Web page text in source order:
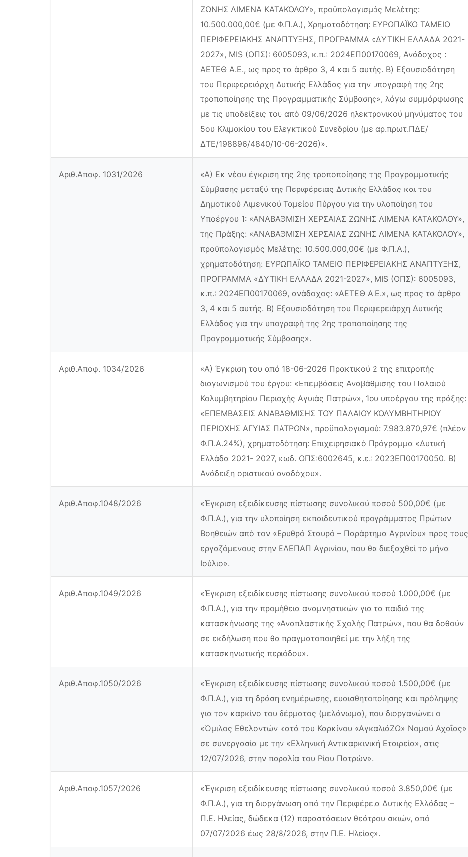
ΖΩΝΗΣ ΛΙΜΕΝΑ ΚΑΤΑΚΟΛΟΥ», προϋπολογισμός Μελέτης:
10.500.000,00€ (με Φ.Π.Α.), Χρηματοδότηση: ΕΥΡΩΠΑΪΚΟ ΤΑΜΕΙΟ
ΠΕΡΙΦΕΡΕΙΑΚΗΣ ΑΝΑΠΤΥΞΗΣ, ΠΡΟΓΡΑΜΜΑ «ΔΥΤΙΚΗ ΕΛΛΑΔΑ 2021-
2027», MIS (ΟΠΣ): 6005093, κ.π.: 2024ΕΠ00170069, Ανάδοχος :
ΑΕΤΕΘ Α.Ε., ως προς τα άρθρα 3, 4 και 5 αυτής. Β) Εξουσιοδότηση
του Περιφερειάρχη Δυτικής Ελλάδας για την υπογραφή της 2ης
τροποποίησης της Προγραμματικής Σύμβασης», λόγω συμμόρφωσης
με τις υποδείξεις του από 09/06/2026 ηλεκτρονικού μηνύματος του
5ου Κλιμακίου του Ελεγκτικού Συνεδρίου (με αρ.πρωτ.ΠΔΕ/
ΔΤΕ/198896/4840/10-06-2026)».
Αριθ.Αποφ. 1031/2026
«Α) Εκ νέου έγκριση της 2ης τροποποίησης της Προγραμματικής
Σύμβασης μεταξύ της Περιφέρειας Δυτικής Ελλάδας και του
Δημοτικού Λιμενικού Ταμείου Πύργου για την υλοποίηση του
Υποέργου 1: «ΑΝΑΒΑΘΜΙΣΗ ΧΕΡΣΑΙΑΣ ΖΩΝΗΣ ΛΙΜΕΝΑ ΚΑΤΑΚΟΛΟΥ»,
της Πράξης: «ΑΝΑΒΑΘΜΙΣΗ ΧΕΡΣΑΙΑΣ ΖΩΝΗΣ ΛΙΜΕΝΑ ΚΑΤΑΚΟΛΟΥ»,
προϋπολογισμός Μελέτης: 10.500.000,00€ (με Φ.Π.Α.),
χρηματοδότηση: ΕΥΡΩΠΑΪΚΟ ΤΑΜΕΙΟ ΠΕΡΙΦΕΡΕΙΑΚΗΣ ΑΝΑΠΤΥΞΗΣ,
ΠΡΟΓΡΑΜΜΑ «ΔΥΤΙΚΗ ΕΛΛΑΔΑ 2021-2027», MIS (ΟΠΣ): 6005093,
κ.π.: 2024ΕΠ00170069, ανάδοχος: «ΑΕΤΕΘ Α.Ε.», ως προς τα άρθρα
3, 4 και 5 αυτής. Β) Εξουσιοδότηση του Περιφερειάρχη Δυτικής
Ελλάδας για την υπογραφή της 2ης τροποποίησης της
Προγραμματικής Σύμβασης».
Αριθ.Αποφ. 1034/2026
«Α) Έγκριση του από 18-06-2026 Πρακτικού 2 της επιτροπής
διαγωνισμού του έργου: «Επεμβάσεις Αναβάθμισης του Παλαιού
Κολυμβητηρίου Περιοχής Αγυιάς Πατρών», 1ου υποέργου της πράξης:
«ΕΠΕΜΒΑΣΕΙΣ ΑΝΑΒΑΘΜΙΣΗΣ ΤΟΥ ΠΑΛΑΙΟΥ ΚΟΛΥΜΒΗΤΗΡΙΟΥ
ΠΕΡΙΟΧΗΣ ΑΓΥΙΑΣ ΠΑΤΡΩΝ», προϋπολογισμού: 7.983.870,97€ (πλέον
Φ.Π.Α.24%), χρηματοδότηση: Επιχειρησιακό Πρόγραμμα «Δυτική
Ελλάδα 2021- 2027, κωδ. ΟΠΣ:6002645, κ.ε.: 2023ΕΠ00170050. Β)
Ανάδειξη οριστικού αναδόχου».
Αριθ.Αποφ.1048/2026
«Έγκριση εξειδίκευσης πίστωσης συνολικού ποσού 500,00€ (με
Φ.Π.Α.), για την υλοποίηση εκπαιδευτικού προγράμματος Πρώτων
Βοηθειών από τον «Ερυθρό Σταυρό – Παράρτημα Αγρινίου» προς τους
εργαζόμενους στην ΕΛΕΠΑΠ Αγρινίου, που θα διεξαχθεί το μήνα
Ιούλιο».
Αριθ.Αποφ.1049/2026
«Έγκριση εξειδίκευσης πίστωσης συνολικού ποσού 1.000,00€ (με
Φ.Π.Α.), για την προμήθεια αναμνηστικών για τα παιδιά της
κατασκήνωσης της «Αναπλαστικής Σχολής Πατρών», που θα δοθούν
σε εκδήλωση που θα πραγματοποιηθεί με την λήξη της
κατασκηνωτικής περιόδου».
Αριθ.Αποφ.1050/2026
«Έγκριση εξειδίκευσης πίστωσης συνολικού ποσού 1.500,00€ (με
Φ.Π.Α.), για τη δράση ενημέρωσης, ευαισθητοποίησης και πρόληψης
για τον καρκίνο του δέρματος (μελάνωμα), που διοργανώνει ο
«Όμιλος Εθελοντών κατά του Καρκίνου «ΑγκαλιάΖΩ» Νομού Αχαΐας»
σε συνεργασία με την «Ελληνική Αντικαρκινική Εταιρεία», στις
12/07/2026, στην παραλία του Ρίου Πατρών».
Αριθ.Αποφ.1057/2026
«Έγκριση εξειδίκευσης πίστωσης συνολικού ποσού 3.850,00€ (με
Φ.Π.Α.), για τη διοργάνωση από την Περιφέρεια Δυτικής Ελλάδας –
Π.Ε. Ηλείας, δώδεκα (12) παραστάσεων θεάτρου σκιών, από
07/07/2026 έως 28/8/2026, στην Π.Ε. Ηλείας».